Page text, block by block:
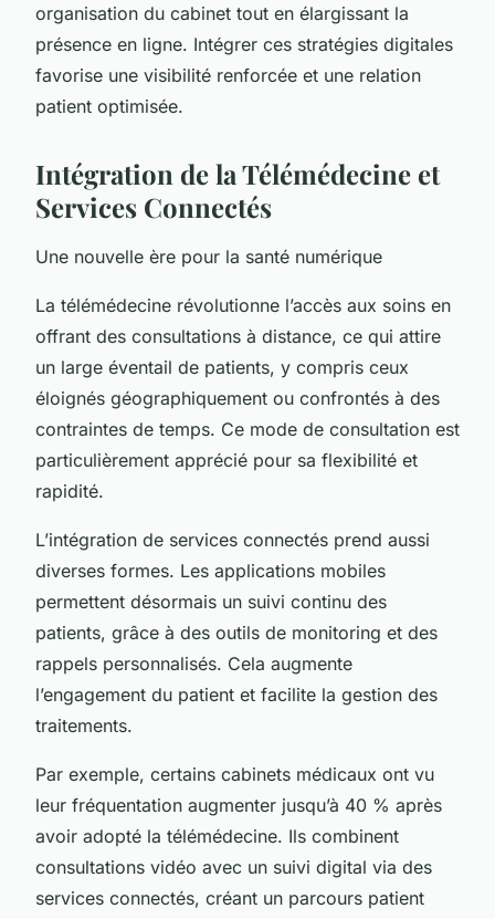
organisation du cabinet tout en élargissant la
présence en ligne. Intégrer ces stratégies digitales
favorise une visibilité renforcée et une relation
patient optimisée.
Intégration de la Télémédecine et
Services Connectés
Une nouvelle ère pour la santé numérique
La télémédecine révolutionne l’accès aux soins en
offrant des consultations à distance, ce qui attire
un large éventail de patients, y compris ceux
éloignés géographiquement ou confrontés à des
contraintes de temps. Ce mode de consultation est
particulièrement apprécié pour sa flexibilité et
rapidité.
L’intégration de services connectés prend aussi
diverses formes. Les applications mobiles
permettent désormais un suivi continu des
patients, grâce à des outils de monitoring et des
rappels personnalisés. Cela augmente
l’engagement du patient et facilite la gestion des
traitements.
Par exemple, certains cabinets médicaux ont vu
leur fréquentation augmenter jusqu’à 40 % après
avoir adopté la télémédecine. Ils combinent
consultations vidéo avec un suivi digital via des
services connectés, créant un parcours patient